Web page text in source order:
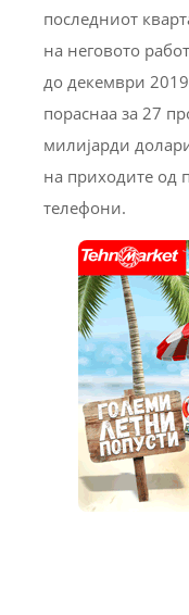
последниот
на неговото
до декември
пораснаа за 27
милијарди
на приходите од
телефони.